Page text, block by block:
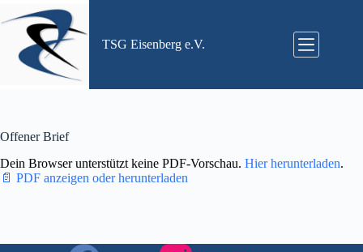
Inhalt
springen
TSG Eisenberg e.V.
Offener Brief
Dein Browser unterstützt keine PDF-Vorschau. Hier herunterladen.
📄 PDF anzeigen oder herunterladen